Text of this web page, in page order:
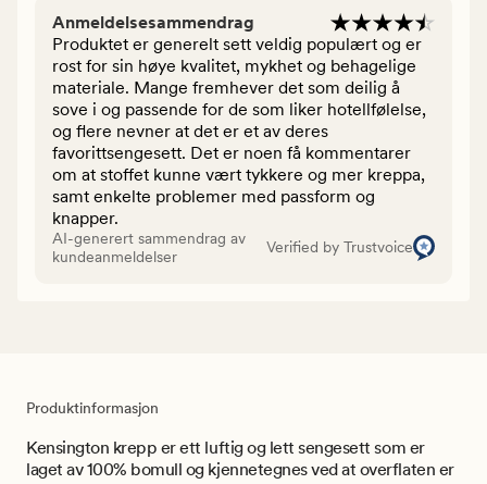
Anmeldelsesammendrag
Produktet er generelt sett veldig populært og er
rost for sin høye kvalitet, mykhet og behagelige
materiale. Mange fremhever det som deilig å
sove i og passende for de som liker hotellfølelse,
og flere nevner at det er et av deres
favorittsengesett. Det er noen få kommentarer
om at stoffet kunne vært tykkere og mer kreppa,
samt enkelte problemer med passform og
knapper.
AI-generert sammendrag av
kundeanmeldelser
Verified by Trustvoice
Produktinformasjon
Kensington krepp er ett luftig og lett sengesett som er
laget av 100% bomull og kjennetegnes ved at overflaten er